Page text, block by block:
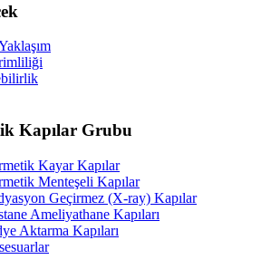
Kapılar Grubu
Kayar Kapılar
Menteşeli Kapılar
Geçirmez (X-ray) Kapılar
Ameliyathane Kapıları
Aktarma Kapıları